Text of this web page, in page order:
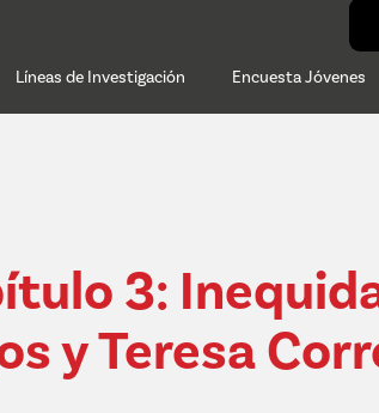
Líneas de Investigación Encuesta Jóvenes
3:
y Teresa